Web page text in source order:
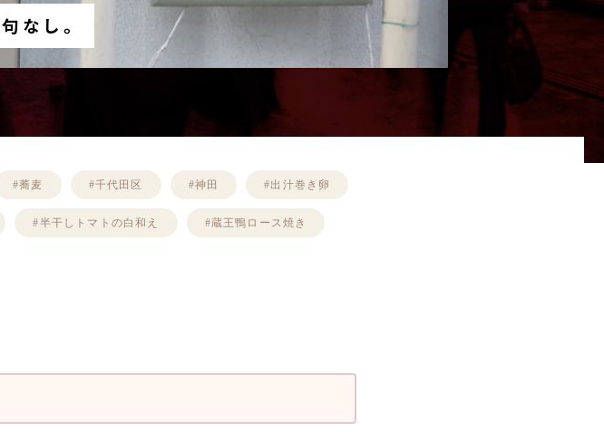
なし。
#蕎麦 #千代田区 #神田 #出汁巻き卵
#半干しトマトの白和え #蔵王鴨ロース焼き